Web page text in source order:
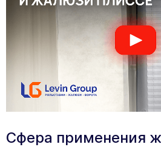
Сфера применения